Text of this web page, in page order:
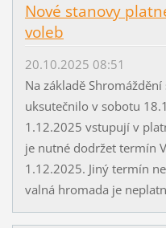
Nové stanovy
voleb
20.10.2025 08:51
Na základě
uksutečnilo v sobotu
1.12.2025 vstupují v
je nutné dodržet termín
1.12.2025. Jiný termín
valná hromada je